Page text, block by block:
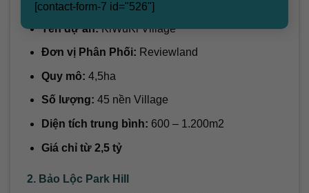
[contact-form-7 id="526"]
Tên dự án:KiWuKi Village
Đơn vị Phân Phối: Reviewland
Quy mô: 4,5ha
Số lượng: 45 nền Village
Diện tích trung bình: 600 – 1.200m2
Giá chỉ từ 2,5 tỷ
2. Bảo Lộc Park Hill